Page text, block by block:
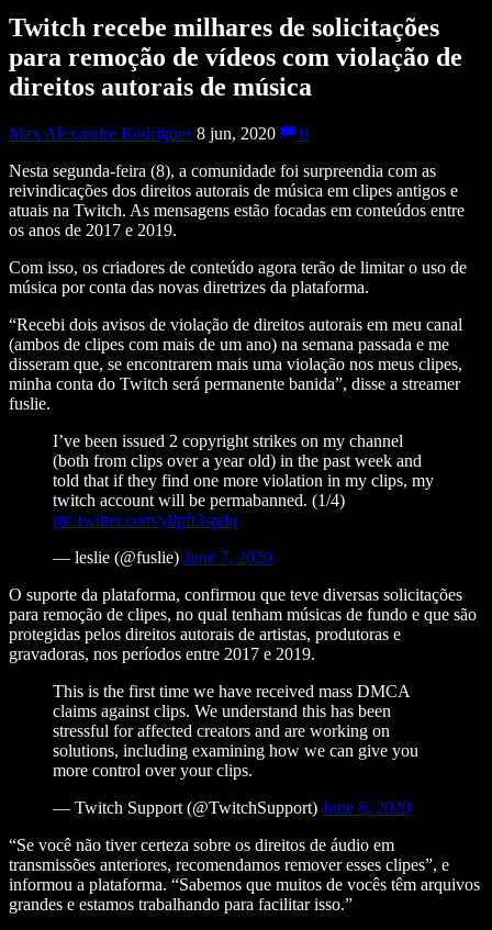
Twitch recebe milhares de solicitações
para remoção de vídeos com violação de
direitos autorais de música
Max Alexandre Rodrigues 8 jun, 2020
0
Nesta segunda-feira (8), a comunidade foi surpreendia com as
reivindicações dos direitos autorais de música em clipes antigos e
atuais na Twitch. As mensagens estão focadas em conteúdos entre
os anos de 2017 e 2019.
Com isso, os criadores de conteúdo agora terão de limitar o uso de
música por conta das novas diretrizes da plataforma.
“Recebi dois avisos de violação de direitos autorais em meu canal
(ambos de clipes com mais de um ano) na semana passada e me
disseram que, se encontrarem mais uma violação nos meus clipes,
minha conta do Twitch será permanente banida”, disse a streamer
fuslie.
I’ve been issued 2 copyright strikes on my channel
(both from clips over a year old) in the past week and
told that if they find one more violation in my clips, my
twitch account will be permabanned. (1/4)
pic.twitter.com/y8pft3spdq
— leslie (@fuslie) June 7, 2020
O suporte da plataforma, confirmou que teve diversas solicitações
para remoção de clipes, no qual tenham músicas de fundo e que são
protegidas pelos direitos autorais de artistas, produtoras e
gravadoras, nos períodos entre 2017 e 2019.
This is the first time we have received mass DMCA
claims against clips. We understand this has been
stressful for affected creators and are working on
solutions, including examining how we can give you
more control over your clips.
— Twitch Support (@TwitchSupport) June 8, 2020
“Se você não tiver certeza sobre os direitos de áudio em
transmissões anteriores, recomendamos remover esses clipes”, e
informou a plataforma. “Sabemos que muitos de vocês têm arquivos
grandes e estamos trabalhando para facilitar isso.”